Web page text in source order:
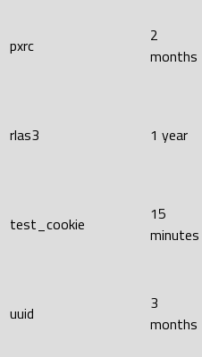
pxrc
2
months
rlas3 1 year
test_cookie
15
minutes
uuid
3
months